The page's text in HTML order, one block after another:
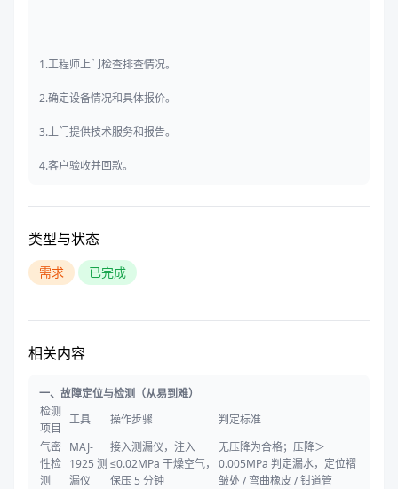
1.工程师上门检查排查情况。
2.确定设备情况和具体报价。
3.上门提供技术服务和报告。
4.客户验收并回款。
类型与状态
需求 已完成
相关内容
一、故障定位与检测（从易到难）
检测
项目
工具 操作步骤
判定标准
气密
性检
测
MAJ-
1925 测
漏仪
接入测漏仪，注入
≤0.02MPa 干燥空气，
保压 5 分钟
无压降为合格；压降＞
0.005MPa 判定漏水，定位褶
皱处 / 弯曲橡皮 / 钳道管